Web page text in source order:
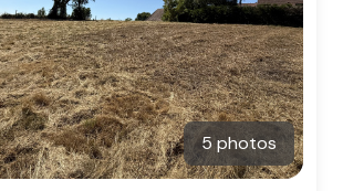
5 photos